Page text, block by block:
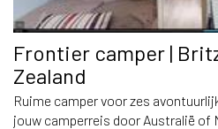
Frontier camper |
Zealand
Ruime camper voor zes
jouw camperreis door Australië of